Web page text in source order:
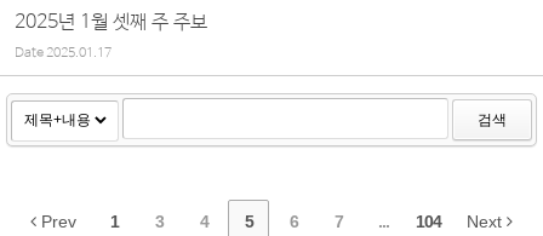
2025년 1월 셋째 주 주보
Date2025.01.17
검색
Prev 1 3 4 5 6 7 ... 104 Next